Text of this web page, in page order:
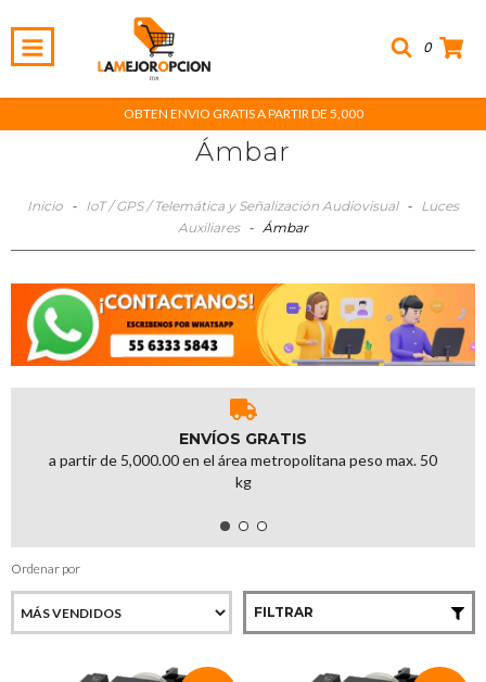
0
OBTEN ENVIO GRATIS A PARTIR DE 5,000
Ámbar
Inicio - IoT / GPS / Telemática y Señalización Audiovisual - Luces
Auxiliares - Ámbar
ENVÍOS GRATIS
a partir de 5,000.00 en el área metropolitana peso max. 50
kg
Ordenar por
FILTRAR